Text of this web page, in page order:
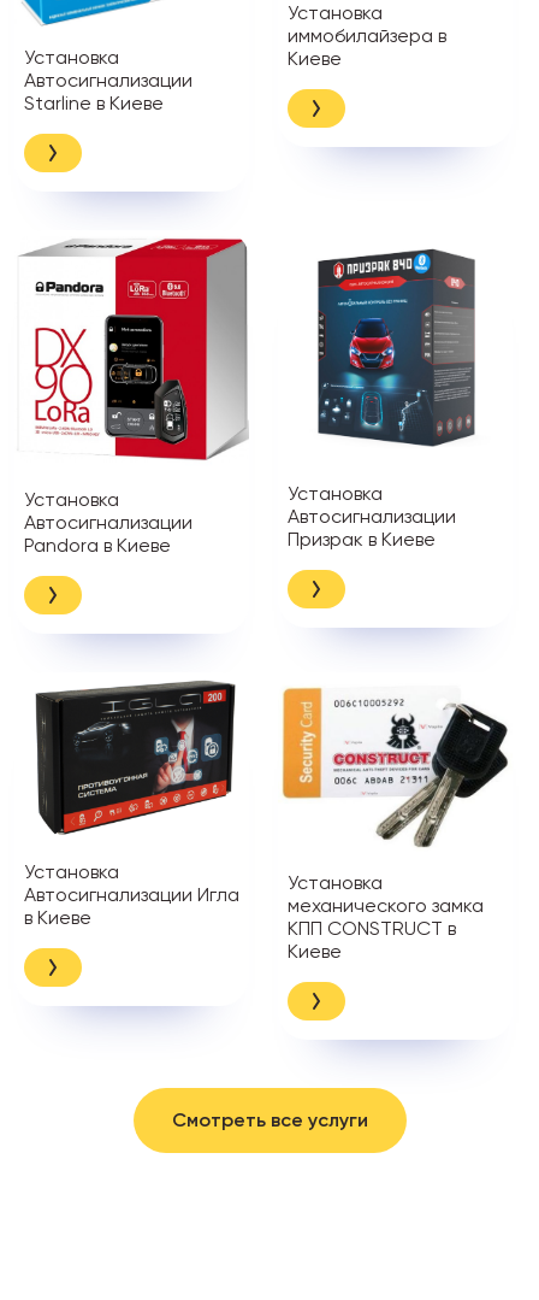
Установка
Автосигнализации
Starline в Киеве
Установка
иммобилайзера в
Киеве
Установка
Автосигнализации
Pandora в Киеве
Установка
Автосигнализации
Призрак в Киеве
Установка
Автосигнализации Игла
в Киеве
Установка
механического замка
КПП CONSTRUCT в
Киеве
Смотреть все услуги